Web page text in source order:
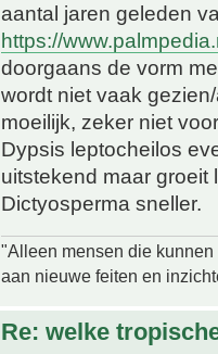
aantal jaren geleden
https://
doorgaans de vorm
wordt niet vaak
moeilijk, zeker niet
Dypsis leptocheilos
uitstekend maar groeit
Dictyosperma sneller.
"Alleen mensen die
aan nieuwe feiten en
Re: welke